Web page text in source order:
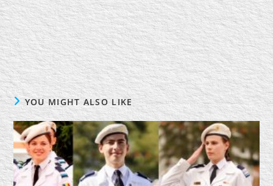
YOU MIGHT ALSO LIKE